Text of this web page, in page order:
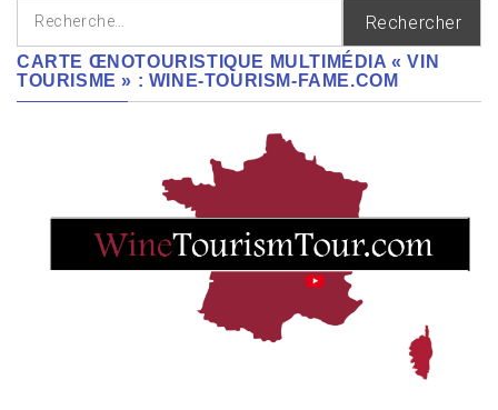
Rechercher :
CARTE ŒNOTOURISTIQUE MULTIMÉDIA « VIN
TOURISME » : WINE-TOURISM-FAME.COM